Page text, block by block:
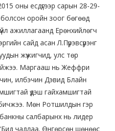
оны есдүгээр сарын 28-29-
оройн зоог бөгөөд
ажиллагаанд Ерөнхийлөгч
сайд асан Л.Пүрэвсүрэнг
жүжигчид, улс төр
Маргааш нь Жеффри
илбэчин Дэвид Блайн
үдэш гайхамшигтай
Мөн Ротшилдын гэр
банкны салбарынх нь лидер
чадлаа. Өнгөрсөн шөнөөс